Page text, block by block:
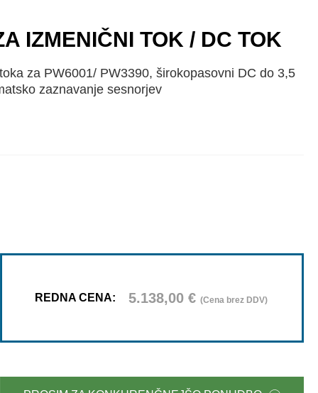
IZMENIČNI TOK / DC TOK
za PW6001/ PW3390, širokopasovni DC do 3,5
zaznavanje sesnorjev
REDNA CENA: 5.138,00 € (Cena brez DDV)